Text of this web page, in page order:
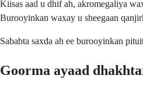
Kiisas aad u dhif ah, akromegaliya
Burooyinkan waxay u sheegaan
Sababta saxda ah ee burooyinkan
Goorma ayaad